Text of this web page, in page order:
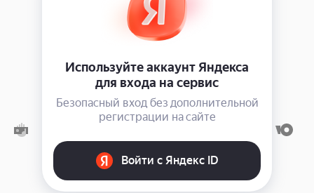
2026 © интернет - магазин инструмента